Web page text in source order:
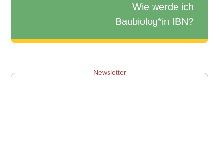
Wie werde ich
Baubiolog*in IBN?
Newsletter